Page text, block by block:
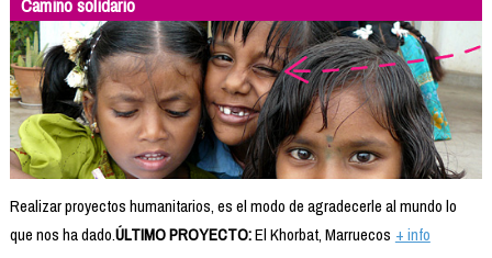
Camino solidario
Realizar proyectos humanitarios, es el modo de agradecerle al mundo lo
que nos ha dado.ÚLTIMO PROYECTO:El Khorbat, Marruecos + info